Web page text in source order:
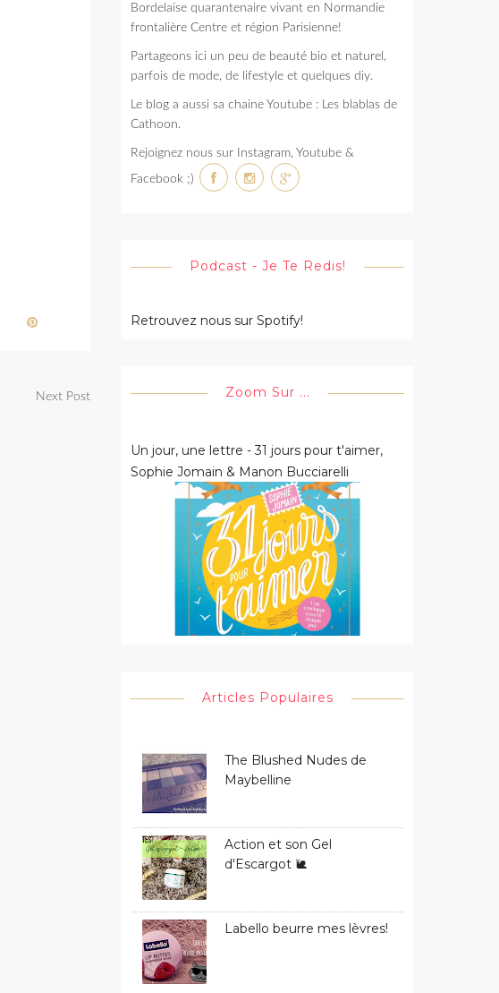
Next Post
Bordelaise quarantenaire vivant en Normandie
frontalière Centre et région Parisienne!
Partageons ici un peu de beauté bio et naturel,
parfois de mode, de lifestyle et quelques diy.
Le blog a aussi sa chaine Youtube : Les blablas de
Cathoon.
Rejoignez nous sur Instagram, Youtube &
Facebook ;)
Podcast - Je Te Redis!
Retrouvez nous sur Spotify!
Zoom Sur ...
Un jour, une lettre - 31 jours pour t'aimer,
Sophie Jomain & Manon Bucciarelli
Articles Populaires
The Blushed Nudes de
Maybelline
Action et son Gel
d'Escargot 🐌
Labello beurre mes lèvres!